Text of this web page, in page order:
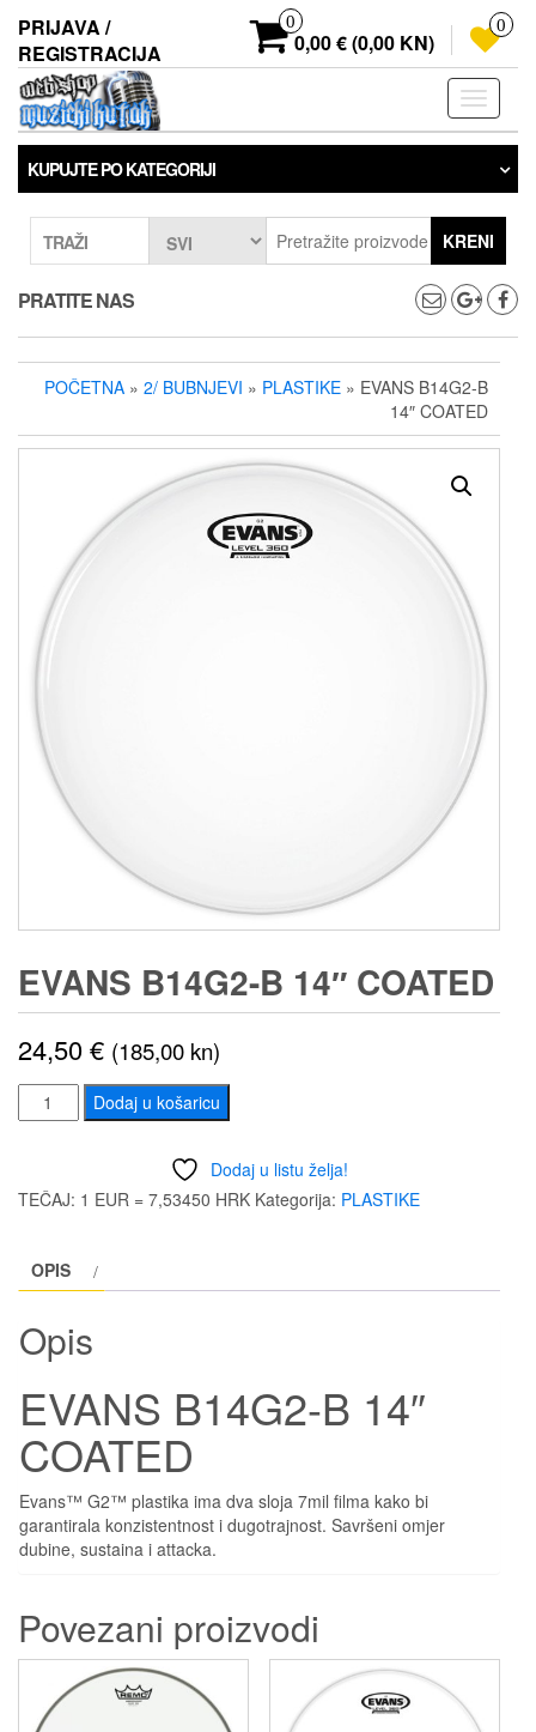
sadržaj
PRIJAVA /
REGISTRACIJA
0
0,00 € (0,00 KN)
0
KUPUJTE PO KATEGORIJI
TRAŽI KRENI
PRATITE NAS
POČETNA » 2/ BUBNJEVI » PLASTIKE » EVANS B14G2-B
14″ COATED
EVANS B14G2-B 14″ COATED
24,50€ (185,00 kn)
EVANS
B14G2-
14"
Dodaj u košaricu
Dodaj u listu želja!
TEČAJ: 1 EUR = 7,53450 HRK Kategorija: PLASTIKE
OPIS
Opis
EVANS B14G2-B 14″
COATED
Evans™ G2™ plastika ima dva sloja 7mil filma kako bi
garantirala konzistentnost i dugotrajnost. Savršeni omjer
dubine, sustaina i attacka.
Povezani proizvodi